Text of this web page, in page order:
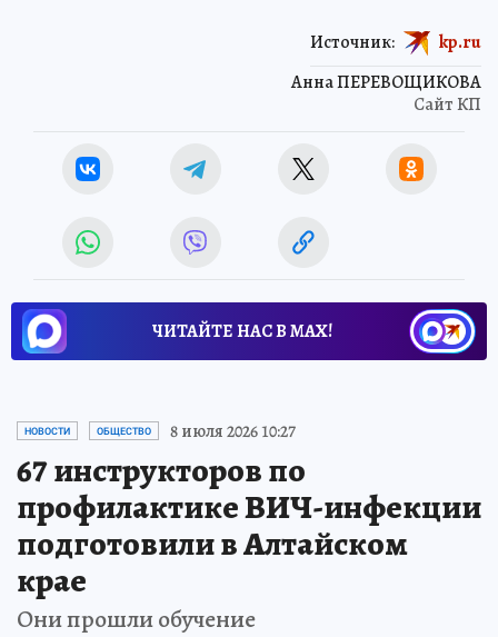
Анна ПЕРЕВОЩИКОВА
Сайт КП
Источник: kp.ru
ЧИТАЙТЕ НАС В МАХ!
НОВОСТИ ОБЩЕСТВО 8 июля 2026 10:27
67 инструкторов по
профилактике ВИЧ-инфекции
подготовили в Алтайском
крае
Они прошли обучение